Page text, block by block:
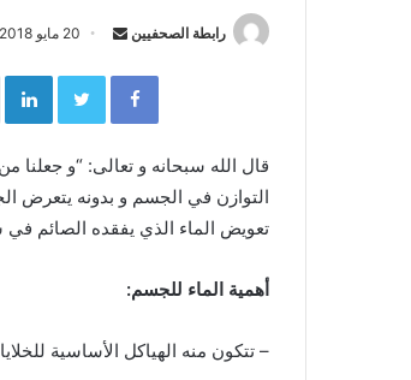
رابطة الصحفيين
d
n
e
m
20 مايو 2018
Facebook
Twitter
قال الله سبحانه و تعالى: “و
التوازن في الجسم و بدونه يتعرض
تعويض الماء الذي يفقده الصائم
أهمية الماء للجسم:
– تتكون منه الهياكل الأساسية